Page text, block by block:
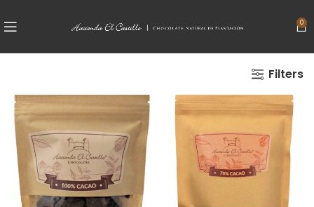
0
Filters